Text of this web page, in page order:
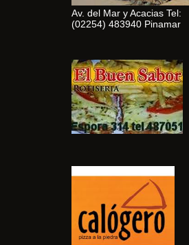
Av. del Mar y Acacias Tel:
(02254) 483940 Pinamar